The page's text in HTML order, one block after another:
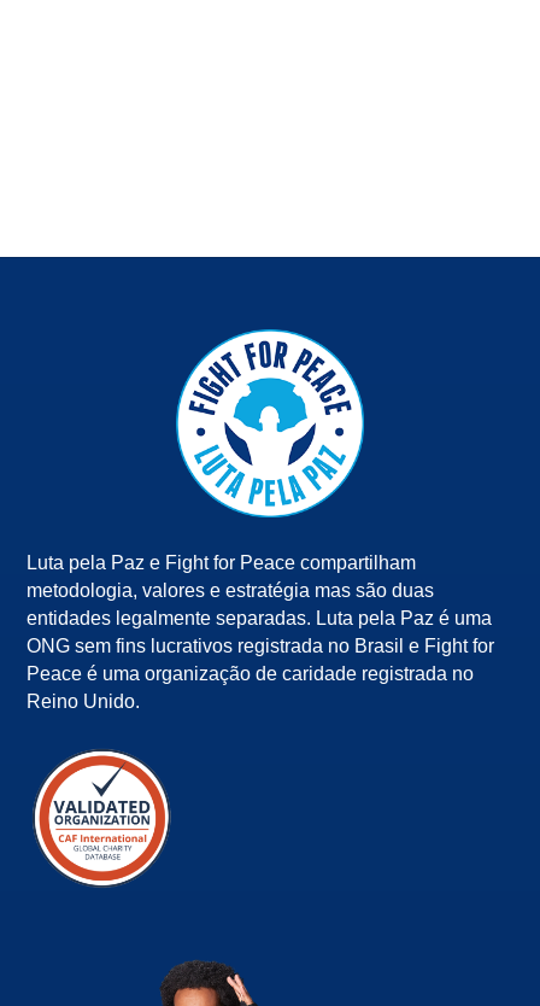
Luta pela Paz e Fight for Peace compartilham
metodologia, valores e estratégia mas são duas
entidades legalmente separadas. Luta pela Paz é uma
ONG sem fins lucrativos registrada no Brasil e Fight for
Peace é uma organização de caridade registrada no
Reino Unido.